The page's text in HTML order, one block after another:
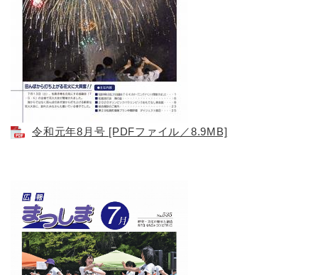
令和元年8月号 [PDFファイル／8.9MB]